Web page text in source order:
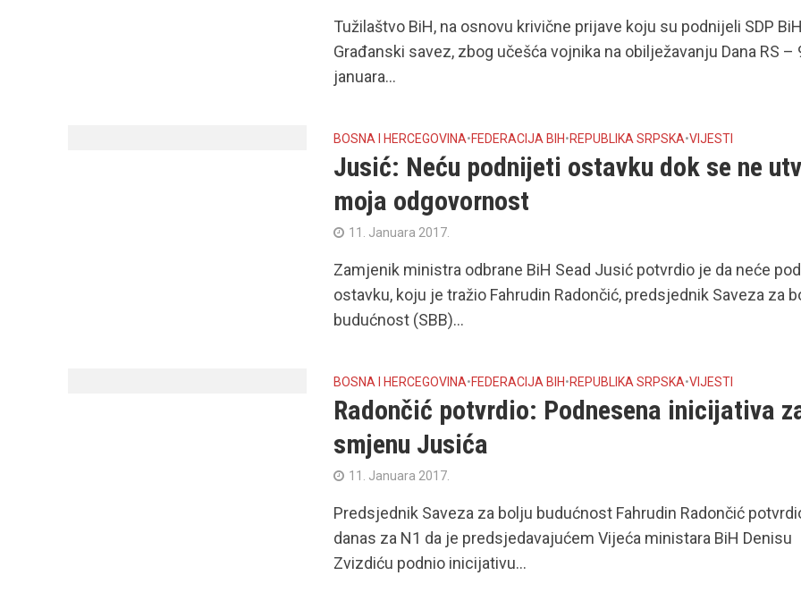
Tužilaštvo BiH, na osnovu krivične prijave koju su podnijeli SDP
Građanski savez, zbog učešća vojnika na obilježavanju Dana RS –
januara...
BOSNA I HERCEGOVINA• FEDERACIJA BIH • REPUBLIKA SRPSKA•VIJESTI
Jusić: Neću podnijeti ostavku dok se ne
moja odgovornost
11. Januara 2017.
Zamjenik ministra odbrane BiH Sead Jusić potvrdio je da neće
ostavku, koju je tražio Fahrudin Radončić, predsjednik Saveza za
budućnost (SBB)...
BOSNA I HERCEGOVINA• FEDERACIJA BIH • REPUBLIKA SRPSKA•VIJESTI
Radončić potvrdio: Podnesena inicijativa
smjenu Jusića
11. Januara 2017.
Predsjednik Saveza za bolju budućnost Fahrudin Radončić
danas za N1 da je predsjedavajućem Vijeća ministara BiH Denisu
Zvizdiću podnio inicijativu...